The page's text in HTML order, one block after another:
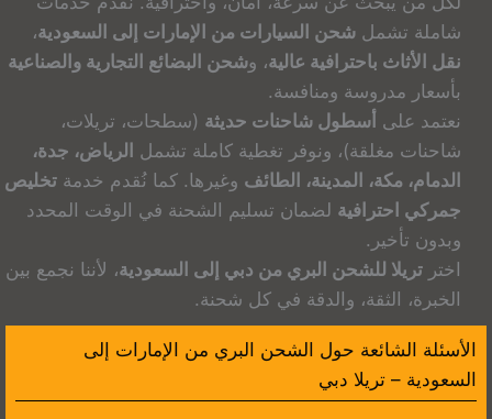
شاملة تشمل شحن السيارات من الإمارات إلى السعودية،
نقل الأثاث باحترافية عالية، وشحن البضائع التجارية والصناعية
بأسعار مدروسة ومنافسة.
نعتمد على أسطول شاحنات حديثة (سطحات، تريلات،
شاحنات مغلقة)، ونوفر تغطية كاملة تشمل الرياض، جدة،
الدمام، مكة، المدينة، الطائف وغيرها. كما نُقدم خدمة تخليص
جمركي احترافية لضمان تسليم الشحنة في الوقت المحدد
وبدون تأخير.
اختر تريلا للشحن البري من دبي إلى السعودية، لأننا نجمع بين
الخبرة، الثقة، والدقة في كل شحنة.
الأسئلة الشائعة حول الشحن البري من الإمارات إلى
السعودية – تريلا دبي